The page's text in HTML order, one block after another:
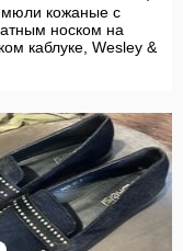
кожаные с
носком на
каблуке, Wesley &